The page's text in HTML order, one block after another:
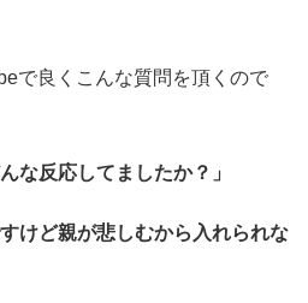
で良くこんな質問を頂くので
な反応してましたか？」
けど親が悲しむから入れられな